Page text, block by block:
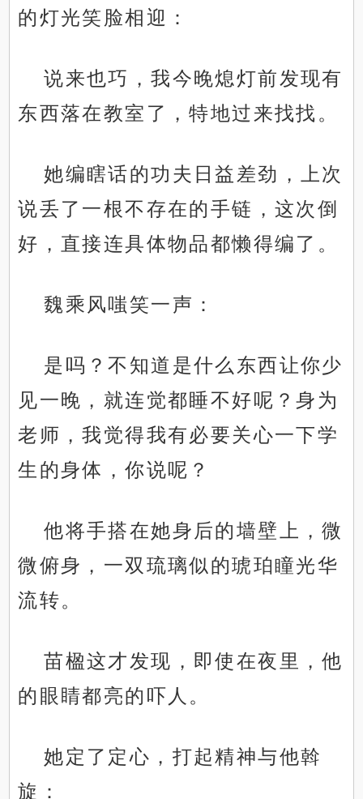
的灯光笑脸相迎：
说来也巧，我今晚熄灯前发现有
东西落在教室了，特地过来找找。
她编瞎话的功夫日益差劲，上次
说丢了一根不存在的手链，这次倒
好，直接连具体物品都懒得编了。
魏乘风嗤笑一声：
是吗？不知道是什么东西让你少
见一晚，就连觉都睡不好呢？身为
老师，我觉得我有必要关心一下学
生的身体，你说呢？
他将手搭在她身后的墙壁上，微
微俯身，一双琉璃似的琥珀瞳光华
流转。
苗楹这才发现，即使在夜里，他
的眼睛都亮的吓人。
她定了定心，打起精神与他斡
旋：